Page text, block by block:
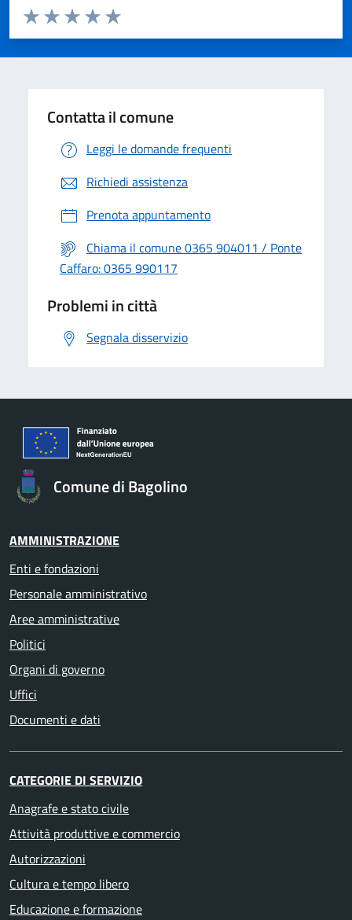
Valuta da 1 a 5 stelle la pagina
Valuta 5 stelle su 5
Valuta 4 stelle su 5
Valuta 3 stelle su 5
Valuta 2 stelle su 5
Valuta 1 stelle su 5
Contatta il comune
Leggi le domande frequenti
Richiedi assistenza
Prenota appuntamento
Chiama il comune 0365 904011 / Ponte
Caffaro: 0365 990117
Problemi in città
Segnala disservizio
Comune di Bagolino
AMMINISTRAZIONE
Enti e fondazioni
Personale amministrativo
Aree amministrative
Politici
Organi di governo
Uffici
Documenti e dati
CATEGORIE DI SERVIZIO
Anagrafe e stato civile
Attività produttive e commercio
Autorizzazioni
Cultura e tempo libero
Educazione e formazione